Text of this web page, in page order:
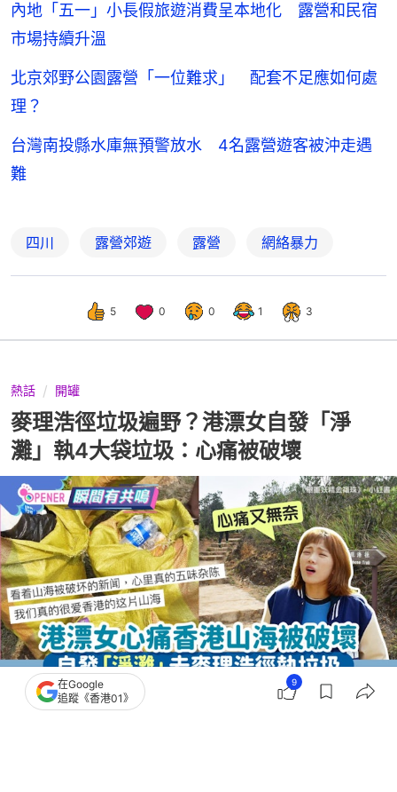
內地「五一」小長假旅遊消費呈本地化 露營和民宿
市場持續升溫
北京郊野公園露營「一位難求」 配套不足應如何處
理？
台灣南投縣水庫無預警放水 4名露營遊客被沖走遇
難
四川 露營郊遊 露營 網絡暴力
5 0 0 1 3
熱話 開罐
麥理浩徑垃圾遍野？港漂女自發「淨
灘」執4大袋垃圾：心痛被破壞
撰文：爆檸哥
在Google
追蹤《香港01》
9